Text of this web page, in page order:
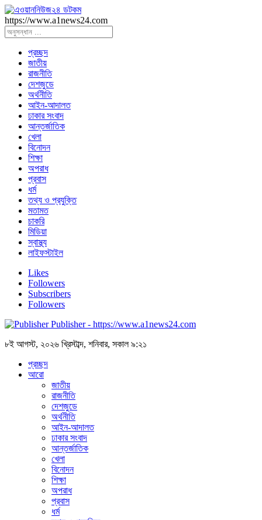
https://www.a1news24.com
প্রচ্ছদ
জাতীয়
রাজনীতি
দেশজুডে
অর্থনীতি
আইন-আদালত
ঢাকার সংবাদ
আন্তর্জাতিক
খেলা
বিনোদন
শিক্ষা
অপরাধ
প্রবাস
ধর্ম
তথ্য ও প্রযুক্তি
মতামত
চাকরি
মিডিয়া
স্বাস্থ্য
লাইফস্টাইল
Likes
Followers
Subscribers
Followers
Publisher - https://www.a1news24.com
৮ই আগস্ট, ২০২৬ খ্রিস্টাব্দ, শনিবার, সকাল ৯:২১
প্রচ্ছদ
আরো
জাতীয়
রাজনীতি
দেশজুডে
অর্থনীতি
আইন-আদালত
ঢাকার সংবাদ
আন্তর্জাতিক
খেলা
বিনোদন
শিক্ষা
অপরাধ
প্রবাস
ধর্ম